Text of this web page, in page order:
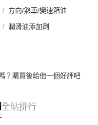
方向/煞車/變速箱油
潤滑油添加劑
？購買後給他一個好評吧
全站排行